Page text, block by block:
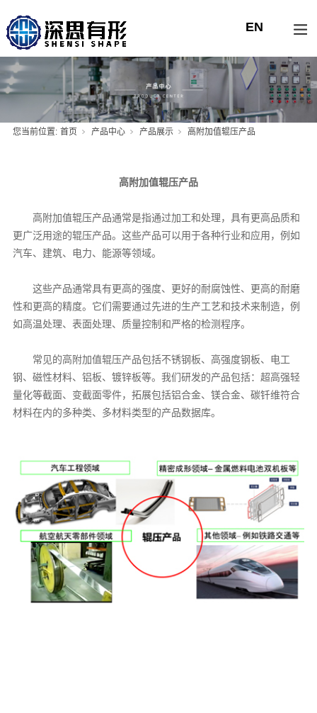
您当前位置: 首页 产品中心 产品展示 高附加值辊压产品
高附加值辊压产品
高附加值辊压产品通常是指通过加工和处理，具有更高品质和
更广泛用途的辊压产品。这些产品可以用于各种行业和应用，例如
汽车、建筑、电力、能源等领域。
这些产品通常具有更高的强度、更好的耐腐蚀性、更高的耐磨
性和更高的精度。它们需要通过先进的生产工艺和技术来制造，例
如高温处理、表面处理、质量控制和严格的检测程序。
常见的高附加值辊压产品包括不锈钢板、高强度钢板、电工
钢、磁性材料、铝板、镀锌板等。我们研发的产品包括：超高强轻
量化等截面、变截面零件，拓展包括铝合金、镁合金、碳钎维符合
材料在内的多种类、多材料类型的产品数据库。